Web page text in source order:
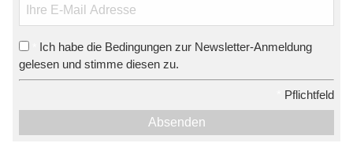
Ich habe die Bedingungen zur Newsletter-Anmeldung
gelesen und stimme diesen zu.
Pflichtfeld
Absenden